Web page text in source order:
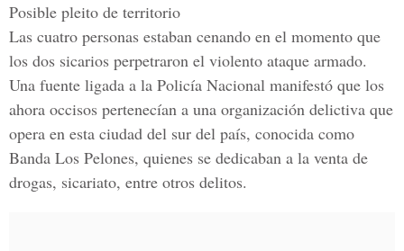
Posible pleito de territorio
Las cuatro personas estaban cenando en el momento que
los dos sicarios perpetraron el violento ataque armado.
Una fuente ligada a la Policía Nacional manifestó que los
ahora occisos pertenecían a una organización delictiva que
opera en esta ciudad del sur del país, conocida como
Banda Los Pelones, quienes se dedicaban a la venta de
drogas, sicariato, entre otros delitos.